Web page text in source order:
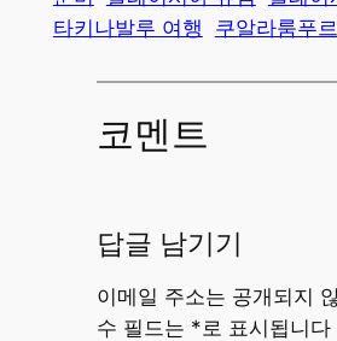
타키나발루 여행
쿠알라룸푸
코멘트
답글 남기기
이메일 주소는 공개되지
수 필드는 *로 표시됩니다